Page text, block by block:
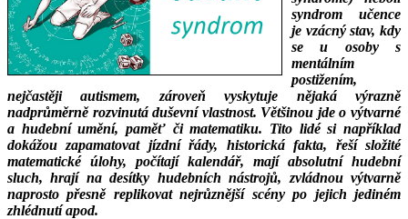
syndrom učence
je vzácný stav, kdy
se u osoby s
mentálním
postižením,
nejčastěji autismem, zároveň vyskytuje nějaká výrazně
nadprůměrně rozvinutá duševní vlastnost. Většinou jde o výtvarné
a hudební umění, paměť či matematiku. Tito lidé si například
dokážou zapamatovat jízdní řády, historická fakta, řeší složité
matematické úlohy, počítají kalendář, mají absolutní hudební
sluch, hrají na desítky hudebních nástrojů, zvládnou výtvarně
naprosto přesně replikovat nejrůznější scény po jejich jediném
zhlédnutí apod.